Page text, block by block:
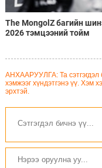
The MongolZ багийн
2026 тэмцээний тойм
АНХААРУУЛГА: Та сэтгэгдэл
хэмжээг хүндэтгэнэ үү. Хэм
эрхтэй.